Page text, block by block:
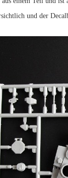
und der